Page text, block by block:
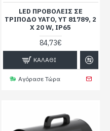
LED ΠΡΟΒΟΛΕΊΣ ΣΕ
ΤΡΊΠΟΔΟ YATO, YT 81789, 2
X 20 W, IP65
84,73€
ΚΑΛΆΘΙ
Αγόρασε Τώρα